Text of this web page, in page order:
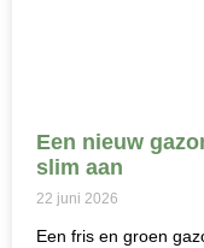
Een nieuw
slim aan
22 juni 2026
Een fris en groen